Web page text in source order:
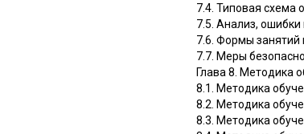
7.4. Типовая схема
7.5. Анализ,
7.6. Формы занятий
7.7. Меры
Глава 8. Методика
8.1. Методика
8.2. Методика
8.3. Методика